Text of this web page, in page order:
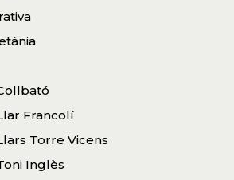
Francolí
Torre Vicens
Inglès